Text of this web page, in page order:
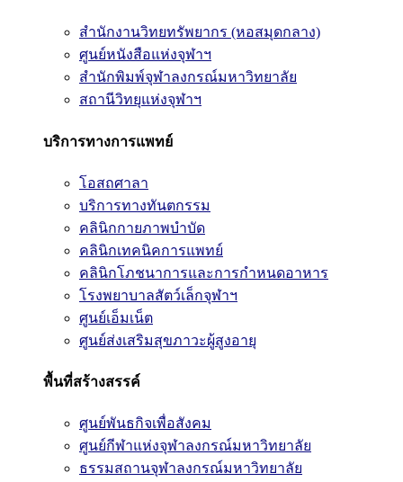
สำนักงานวิทยทรัพยากร (หอสมุดกลาง)
ศูนย์หนังสือแห่งจุฬาฯ
สำนักพิมพ์จุฬาลงกรณ์มหาวิทยาลัย
สถานีวิทยุแห่งจุฬาฯ
บริการทางการแพทย์
โอสถศาลา
บริการทางทันตกรรม
คลินิกกายภาพบำบัด
คลินิกเทคนิคการแพทย์
คลินิกโภชนาการและการกำหนดอาหาร
โรงพยาบาลสัตว์เล็กจุฬาฯ
ศูนย์เอ็มเน็ต
ศูนย์ส่งเสริมสุขภาวะผู้สูงอายุ
พื้นที่สร้างสรรค์
ศูนย์พันธกิจเพื่อสังคม
ศูนย์กีฬาแห่งจุฬาลงกรณ์มหาวิทยาลัย
ธรรมสถานจุฬาลงกรณ์มหาวิทยาลัย